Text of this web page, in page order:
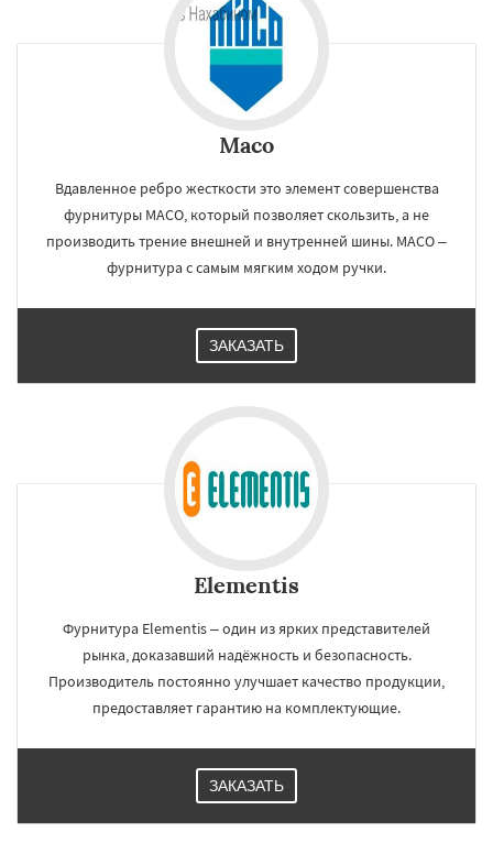
Maco
Вдавленное ребро жесткости это элемент совершенства
фурнитуры МАСО, который позволяет скользить, а не
производить трение внешней и внутренней шины. МАСО –
фурнитура с самым мягким ходом ручки.
ЗАКАЗАТЬ
Elementis
Фурнитура Elementis – один из ярких представителей
рынка, доказавший надёжность и безопасность.
Производитель постоянно улучшает качество продукции,
предоставляет гарантию на комплектующие.
ЗАКАЗАТЬ